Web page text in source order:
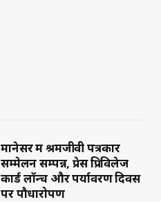
मानेसर में श्रमजीवी पत्रकार
सम्मेलन सम्पन्न, प्रेस प्रिविलेज
कार्ड लॉन्च और पर्यावरण दिवस
पर पौधारोपण